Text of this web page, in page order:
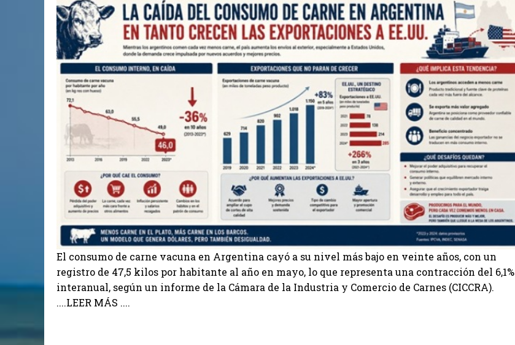
El consumo de carne vacuna en Argentina cayó a su nivel más bajo en veinte años, con un
registro de 47,5 kilos por habitante al año en mayo, lo que representa una contracción del 6,1%
interanual, según un informe de la Cámara de la Industria y Comercio de Carnes (CICCRA).
....LEER MÁS ....